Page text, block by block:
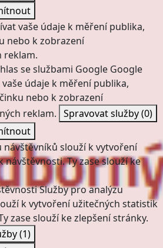
vaše údaje k měření publika,
nebo k zobrazení
reklam.
se službami Google Google
údaje k měření publika,
nebo k zobrazení
reklam. Spravovat služby(0)
návštěvníků slouží k vytvoření
Ty zase slouží ke
Služby pro analýzu
k vytvoření užitečných statistik
zase slouží ke zlepšení stránky.
(1)